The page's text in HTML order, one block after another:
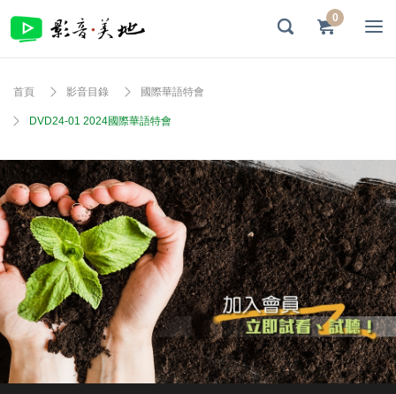
0
首頁 影音目錄 國際華語特會
DVD24-01 2024國際華語特會